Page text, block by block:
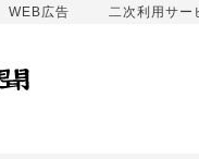
WEB広告 二次利用サー